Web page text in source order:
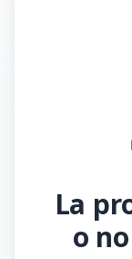
La
o